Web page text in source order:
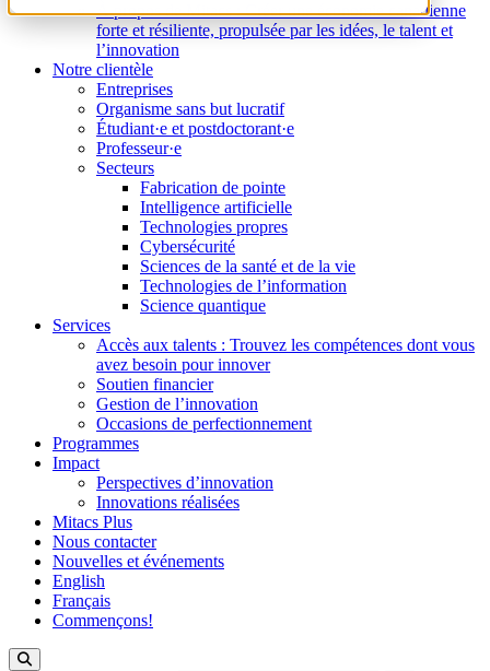
À propos de Mitacs : Créer une économie canadienne
forte et résiliente, propulsée par les idées, le talent et
l’innovation
Notre clientèle
Entreprises
Organisme sans but lucratif
Étudiant·e et postdoctorant·e
Professeur·e
Secteurs
Fabrication de pointe
Intelligence artificielle
Technologies propres
Cybersécurité
Sciences de la santé et de la vie
Technologies de l’information
Science quantique
Services
Accès aux talents : Trouvez les compétences dont vous
avez besoin pour innover
Soutien financier
Gestion de l’innovation
Occasions de perfectionnement
Programmes
Impact
Perspectives d’innovation
Innovations réalisées
Mitacs Plus
Nous contacter
Nouvelles et événements
English
Français
Commençons!